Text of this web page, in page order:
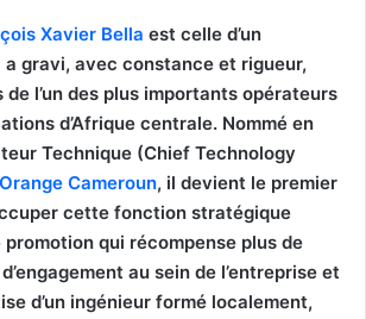
Xavier Bella est celle d’un
gravi, avec constance et rigueur,
l’un des plus importants opérateurs
d’Afrique centrale. Nommé en
Technique (Chief Technology
Orange Cameroun, il devient le premier
cette fonction stratégique
promotion qui récompense plus de
au sein de l’entreprise et
d’un ingénieur formé localement,